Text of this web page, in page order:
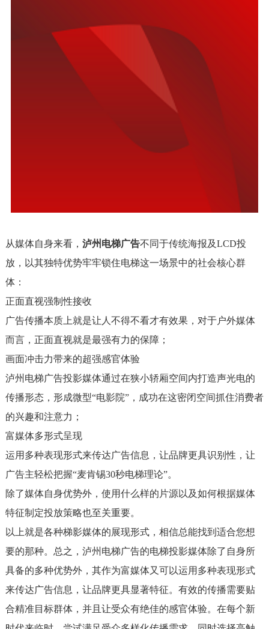
从媒体自身来看， 泸州电梯广告不同于传统海报及LCD投
放，以其独特优势牢牢锁住电梯这一场景中的社会核心群
体：
正面直视强制性接收
广告传播本质上就是让人不得不看才有效果，对于户外媒体
而言，正面直视就是最强有力的保障；
画面冲击力带来的超强感官体验
泸州电梯广告投影媒体通过在狭小轿厢空间内打造声光电的
传播形态，形成微型“电影院”，成功在这密闭空间抓住消费者
的兴趣和注意力；
富媒体多形式呈现
运用多种表现形式来传达广告信息，让品牌更具识别性，让
广告主轻松把握“麦肯锡30秒电梯理论”。
除了媒体自身优势外，使用什么样的片源以及如何根据媒体
特征制定投放策略也至关重要。
以上就是各种梯影媒体的展现形式，相信总能找到适合您想
要的那种。总之，泸州电梯广告的电梯投影媒体除了自身所
具备的多种优势外，其作为富媒体又可以运用多种表现形式
来传达广告信息，让品牌更具显著特征。有效的传播需要贴
合精准目标群体，并且让受众有绝佳的感官体验。在每个新